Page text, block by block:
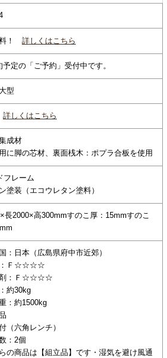
！ 詳しくはこちら
予定の「ご予約」受付中です。
型
詳しくはこちら
成材
に脚の芯材、裏面桟木：ポプラ合板を使用
フレーム
塗装（エコウレタン塗料）
長2000×高300mmすのこ厚：15mmすのこ
：日本（広島県府中市近郊）
：Ｆ☆☆☆☆
剤：Ｆ☆☆☆☆
約30kg
：約1500kg
（六角レンチ）
：2個
の商品は【組立品】です・湿気を避け風通